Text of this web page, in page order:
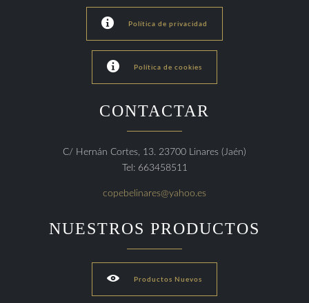
 Política de privacidad
 Política de cookies
CONTACTAR
C/ Hernán Cortes, 13. 23700 Linares (Jaén)
Tel: 663458511
copebelinares@yahoo.es
NUESTROS PRODUCTOS
 Productos Nuevos